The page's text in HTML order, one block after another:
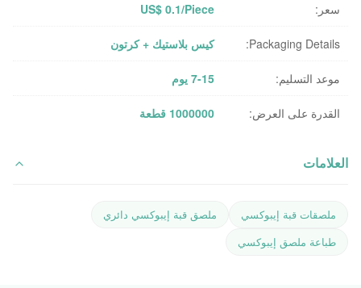
سعر: US$ 0.1/Piece
Packaging Details: كيس بلاستيك + كرتون
موعد التسليم: 7-15 يوم
القدرة على العرض: 1000000 قطعة
العلامات
ملصقات قبة إيبوكسي
ملصق قبة إيبوكسي دائري
طباعة ملصق إيبوكسي